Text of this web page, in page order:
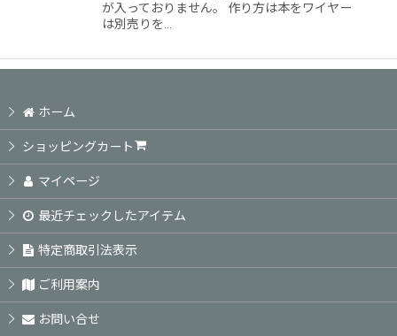
が入っておりません。 作り方は本をワイヤー
は別売りを…
ホーム
ショッピングカート
マイページ
最近チェックしたアイテム
特定商取引法表示
ご利用案内
お問い合せ